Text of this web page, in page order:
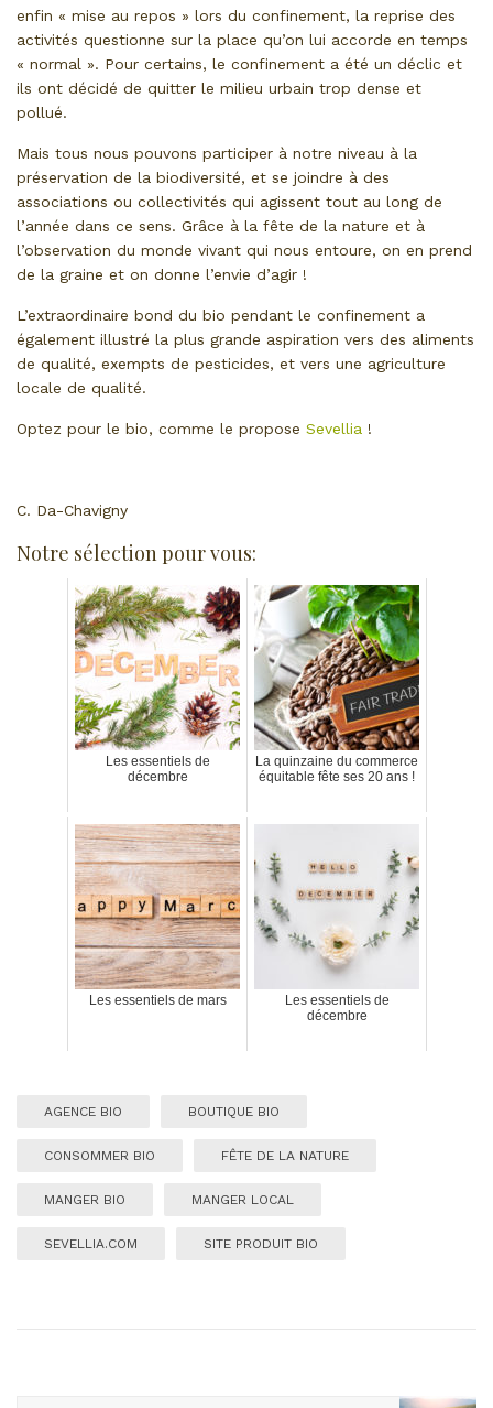
enfin « mise au repos » lors du confinement, la reprise des
activités questionne sur la place qu’on lui accorde en temps
« normal ». Pour certains, le confinement a été un déclic et
ils ont décidé de quitter le milieu urbain trop dense et
pollué.
Mais tous nous pouvons participer à notre niveau à la
préservation de la biodiversité, et se joindre à des
associations ou collectivités qui agissent tout au long de
l’année dans ce sens. Grâce à la fête de la nature et à
l’observation du monde vivant qui nous entoure, on en prend
de la graine et on donne l’envie d’agir !
L’extraordinaire bond du bio pendant le confinement a
également illustré la plus grande aspiration vers des aliments
de qualité, exempts de pesticides, et vers une agriculture
locale de qualité.
Optez pour le bio, comme le propose Sevellia !
C. Da-Chavigny
Notre sélection pour vous:
Les essentiels de
décembre
La quinzaine du commerce
équitable fête ses 20 ans !
Les essentiels de mars
Les essentiels de
décembre
AGENCE BIO BOUTIQUE BIO
CONSOMMER BIO FÊTE DE LA NATURE
MANGER BIO MANGER LOCAL
SEVELLIA.COM SITE PRODUIT BIO